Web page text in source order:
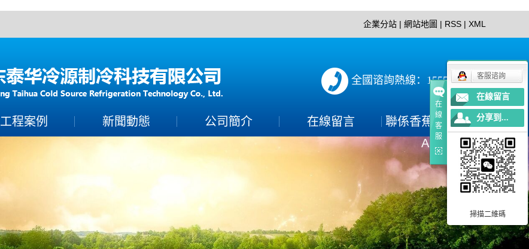
企業分站 | 網站地圖 | RSS | XML
全國谘詢熱線：15552897152
工程案例 新聞動態 公司簡介 在線留言
聯係香蕉视频下载
APP
聯係方式
在
線
客
服
客服谘詢
在線留言
分享到...
掃描二維碼